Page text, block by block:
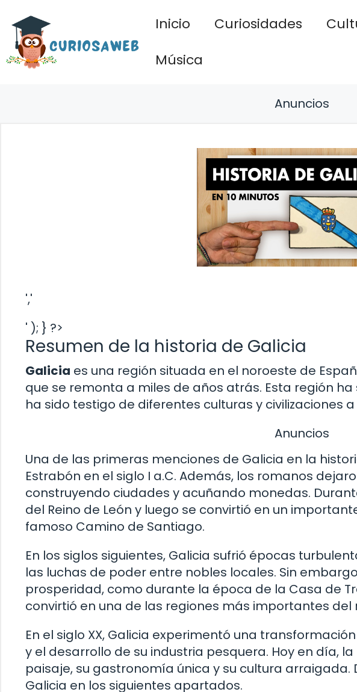
contenido
Inicio Curiosidades
Música
Anuncios
','
' ); } ?>
Resumen de la historia de Galicia
Galicia es una región situada en el noroeste de
que se remonta a miles de años atrás. Esta región
ha sido testigo de diferentes culturas y civilizaciones
Anuncios
Una de las primeras menciones de Galicia en la
Estrabón en el siglo I a.C. Además, los romanos
construyendo ciudades y acuñando monedas.
del Reino de León y luego se convirtió en un
famoso Camino de Santiago.
En los siglos siguientes, Galicia sufrió épocas
las luchas de poder entre nobles locales. Sin
prosperidad, como durante la época de la Casa de
convirtió en una de las regiones más importantes del
En el siglo XX, Galicia experimentó una
y el desarrollo de su industria pesquera. Hoy en día,
paisaje, su gastronomía única y su cultura
Galicia en los siguientes apartados.